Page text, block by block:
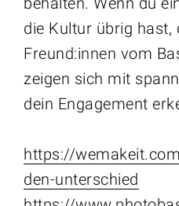
die Kultur übrig hast,
Freund:innen vom
zeigen sich mit
dein Engagement
https://
den-unterschied